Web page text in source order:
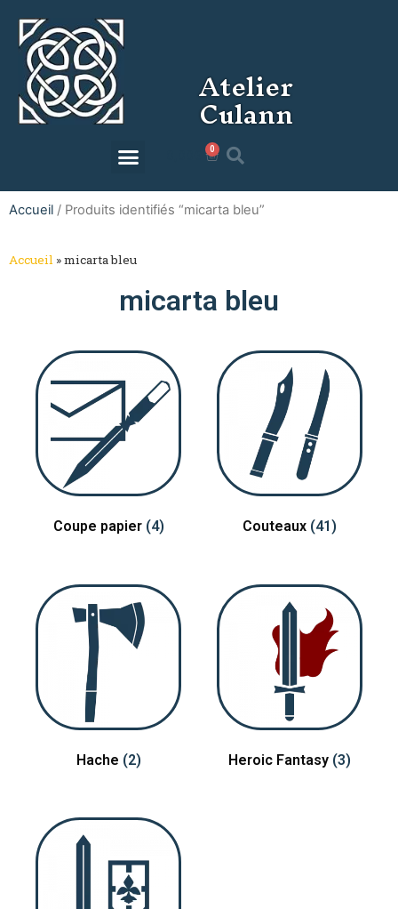
Atelier
Culann
0
Accueil / Produits identifiés “micarta bleu”
Accueil »micarta bleu
micarta bleu
Coupe papier (4) Couteaux (41)
Hache (2) Heroic Fantasy (3)